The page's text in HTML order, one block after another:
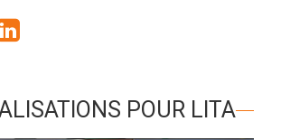
POUR LITA